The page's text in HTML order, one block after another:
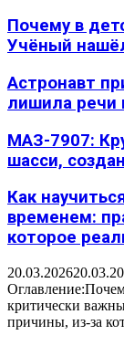
Почему в
Учёный
Астронавт
лишила речи
МАЗ-7907:
шасси,
Как
временем:
которое
20.03.2026
критически
причины, из-за